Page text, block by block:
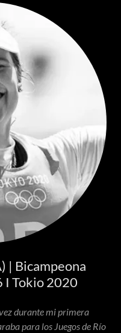
| Bicampeona
I Tokio 2020
durante mi primera
para los Juegos de Río